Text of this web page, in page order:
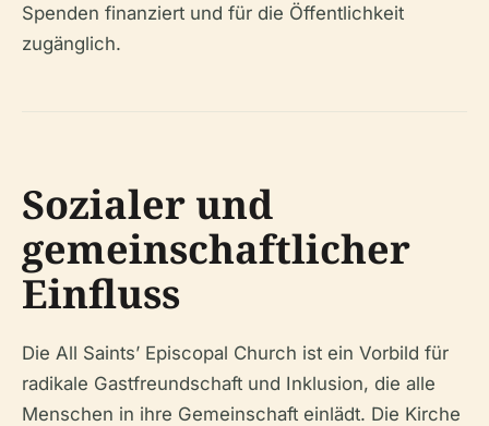
Spenden finanziert und für die Öffentlichkeit
zugänglich.
Sozialer und
gemeinschaftlicher
Einfluss
Die All Saints’ Episcopal Church ist ein Vorbild für
radikale Gastfreundschaft und Inklusion, die alle
Menschen in ihre Gemeinschaft einlädt. Die Kirche